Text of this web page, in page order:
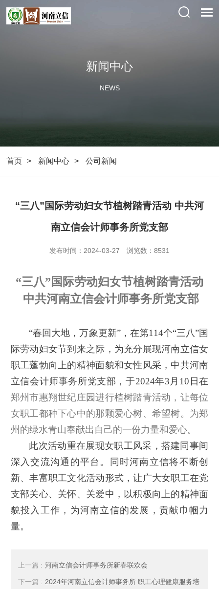
新闻中心
NEWS
首页 新闻中心 公司新闻
“三八”国际劳动妇女节植树踏青活动 中共河
南立信会计师事务所党支部
发布时间：2024-03-27 浏览数：8531
“三八”国际劳动妇女节植树踏青活动
中共河南立信会计师事务所党支部
“春回大地，万象更新”， 在第114个“三八”国
际劳动妇女节到来之际，为充分展现河南立信女
职工蓬勃向上的精神面貌和女性风采，中共河南
立信会计师事务所党支部，于2024年3月10日在
郑州市惠翔世纪庄园进行植树踏青活动 ，让每位
女职工都种下心中的那颗爱心树、 希望树。为郑
州的绿水青山奉献出自己的一份力量和爱心。
此次活动重在展现女职工风采，搭建同事间
深入交流沟通的平台。
同时河南立信将不断创
新、丰富职工文化活动形式，让广大女职工在党
支部关心、关怀、关爱中，以积极向上的精神面
貌投入工作，为河南立信的发展 ，贡献巾帼力
量。
上一篇 : 河南立信会计师事务所新春联欢会
下一篇 : 2024年河南立信会计师事务所 职工心理健康服务培